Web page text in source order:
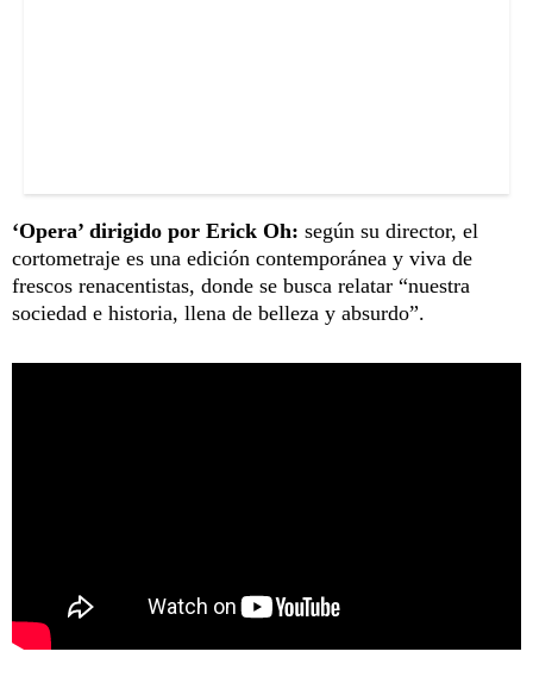
‘Opera’ dirigido por Erick Oh: según su director, el
cortometraje es una edición contemporánea y viva de
frescos renacentistas, donde se busca relatar “nuestra
sociedad e historia, llena de belleza y absurdo”.